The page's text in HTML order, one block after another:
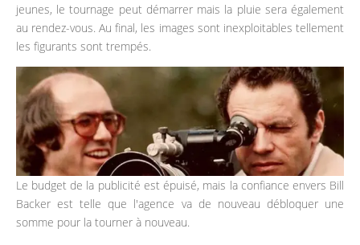
jeunes, le tournage peut démarrer mais la pluie sera également
au rendez-vous. Au final, les images sont inexploitables tellement
les figurants sont trempés.
Le budget de la publicité est épuisé, mais la confiance envers Bill
Backer est telle que l'agence va de nouveau débloquer une
somme pour la tourner à nouveau.